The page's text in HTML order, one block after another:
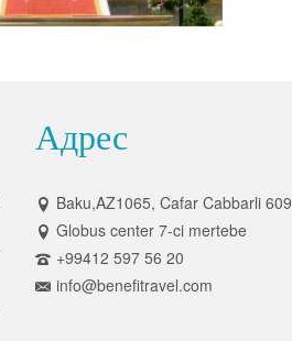
Адрес
Baku,AZ1065, Cafar Cabbarli 609
Globus center 7-ci mertebe
+99412 597 56 20
info@benefitravel.com